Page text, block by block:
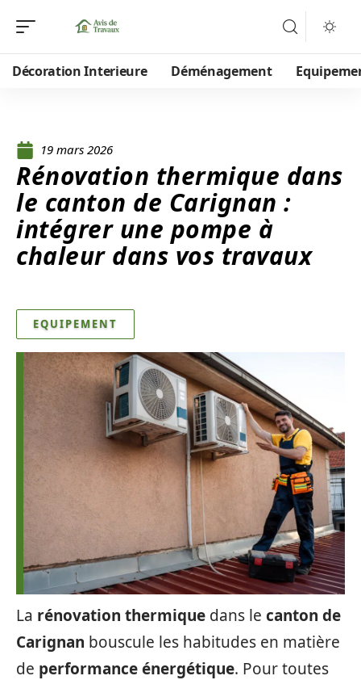
Décoration Interieure Déménagement
19 mars 2026
Rénovation thermique dans
le canton de Carignan :
intégrer une pompe à
chaleur dans vos travaux
EQUIPEMENT
La rénovation thermique dans le canton de
Carignan bouscule les habitudes en matière
de performance énergétique. Pour toutes